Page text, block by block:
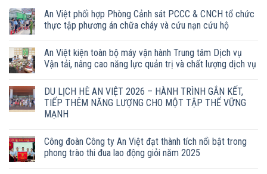
An Việt phối hợp Phòng Cảnh sát PCCC & CNCH tổ chức
thực tập phương án chữa cháy và cứu nạn cứu hộ
An Việt kiện toàn bộ máy vận hành Trung tâm Dịch vụ
Vận tải, nâng cao năng lực quản trị và chất lượng dịch vụ
DU LỊCH HÈ AN VIỆT 2026 – HÀNH TRÌNH GẮN KẾT,
TIẾP THÊM NĂNG LƯỢNG CHO MỘT TẬP THỂ VỮNG
MẠNH
Công đoàn Công ty An Việt đạt thành tích nổi bật trong
phong trào thi đua lao động giỏi năm 2025